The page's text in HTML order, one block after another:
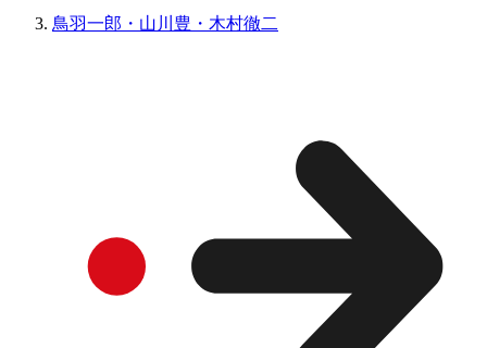
鳥羽一郎・山川豊・木村徹二